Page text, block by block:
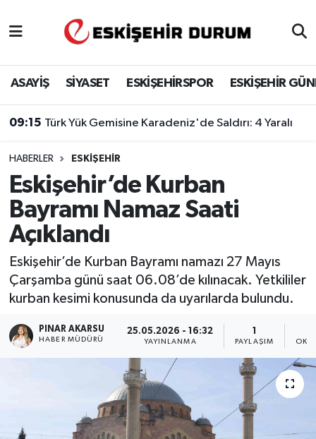
ASAYİŞ SİYASET ESKİŞEHİRSPOR ESKİŞEHİR
09:15 Türk Yük Gemisine Karadeniz'de Saldırı: 4 Yaralı
HABERLER ESKIŞEHIR
Eskişehir’de Kurban
Bayramı Namaz Saati
Açıklandı
Eskişehir’de Kurban Bayramı namazı 27 Mayıs
Çarşamba günü saat 06.08’de kılınacak. Yetkililer
kurban kesimi konusunda da uyarılarda bulundu.
PINAR AKARSU
HABER MÜDÜRÜ
25.05.2026 - 16:32
YAYINLANMA
1
PAYLAŞIM
Eskişehir Hava Durumu
Eskişehir Namaz Vakitleri
Eskişehir Trafik Yoğunluk Haritası
Süper Lig Puan Durumu ve Fikstür
Tüm Manşetler
Son Dakika Haberleri
Haber Arşivi